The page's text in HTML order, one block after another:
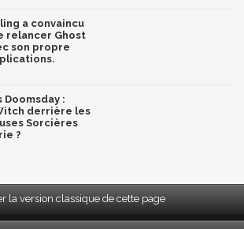
a convaincu
relancer Ghost
son propre
Doomsday :
derrière les
Sorcières
?
la version classique de cette page